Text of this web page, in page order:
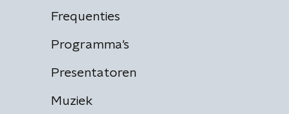
Frequenties
Programma's
Presentatoren
Muziek